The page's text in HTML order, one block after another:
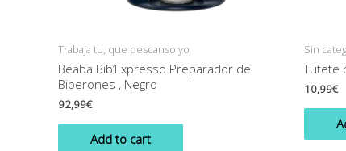
Trabaja tu, que descanso yo
Beaba Bib’Expresso Preparador de
Biberones , Negro
92,99€
Add to cart
Sin
Tutete
10,99€